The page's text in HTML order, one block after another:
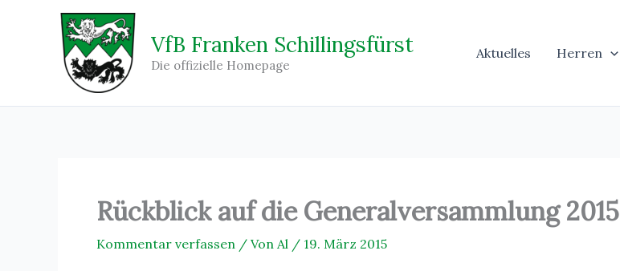
VfB Franken Schillingsfürst
Die offizielle Homepage
Aktuelles Herren
Rückblick auf die Generalversammlung 2015
Kommentar verfassen / Von Al / 19. März 2015